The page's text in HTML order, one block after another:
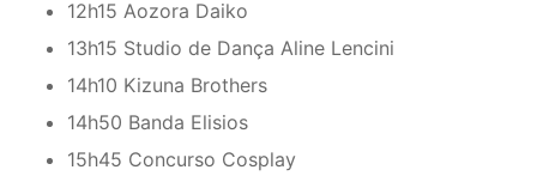
12h15 Aozora Daiko
13h15 Studio de Dança Aline Lencini
14h10 Kizuna Brothers
14h50 Banda Elisios
15h45 Concurso Cosplay